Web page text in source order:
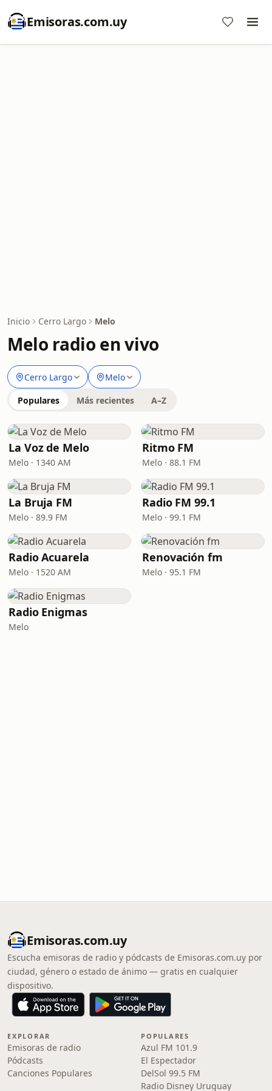
Emisoras.com.uy
Inicio Cerro Largo Melo
Melo radio en vivo
Cerro Largo Melo
Populares Más recientes A–Z
La Voz de Melo
Melo · 1340 AM
Ritmo FM
Melo · 88.1 FM
La Bruja FM
Melo · 89.9 FM
Radio FM 99.1
Melo · 99.1 FM
Radio Acuarela
Melo · 1520 AM
Renovación fm
Melo · 95.1 FM
Radio Enigmas
Melo
Emisoras.com.uy
Escucha emisoras de radio y pódcasts de Emisoras.com.uy por
ciudad, género o estado de ánimo — gratis en cualquier
dispositivo.
EXPLORAR
Emisoras de radio
Pódcasts
Canciones Populares
POPULARES
Azul FM 101.9
El Espectador
DelSol 99.5 FM
Radio Disney Uruguay